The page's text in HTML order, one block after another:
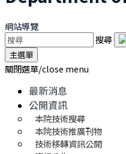
網站導覽
搜尋
主選單
關閉選單/close menu
最新消息
公開資訊
本院技術搜尋
本院技術推廣刊物
技術移轉資訊公開